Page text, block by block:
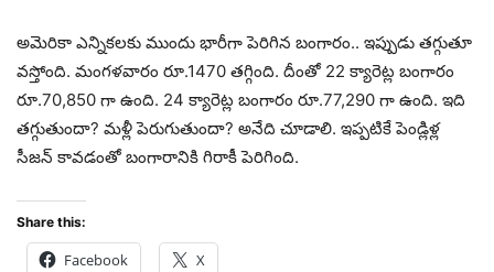
అమెరికా ఎన్నికలకు ముందు భారీగా పెరిగిన బంగారం.. ఇప్పుడు తగ్గుతూ
వస్తోంది. మంగళవారం రూ.1470 తగ్గింది. దీంతో 22 క్యారెట్ల బంగారం
రూ.70,850 గా ఉంది. 24 క్యారెట్ల బంగారం రూ.77,290 గా ఉంది. ఇది
తగ్గుతుందా? మళ్లీ పెరుగుతుందా? అనేది చూడాలి. ఇప్పటికే పెండ్లిళ్ల
సీజన్ కావడంతో బంగారానికి గిరాకీ పెరిగింది.
Share this:
Facebook X